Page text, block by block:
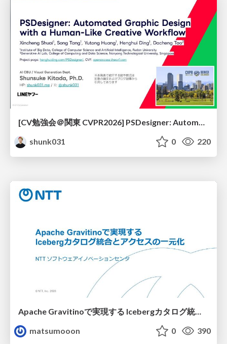
[CV勉強会＠関東 CVPR2026] PSDesigner: Automated Graphic Design with a Human-Like Creative Workflow / kantocv 67th CVPR 2026
shunk031
0 220
matsumooon
0 390